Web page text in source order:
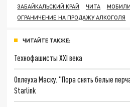
ЗАБАЙКАЛЬСКИЙ КРАЙ
ЧИТА
ОГРАНИЧЕНИЕ НА ПРОДАЖУ АЛКОГОЛЯ
ЧИТАЙТЕ ТАКЖЕ:
Технофашисты XXI века
Оплеуха Маску. "Пора снять белые
Starlink